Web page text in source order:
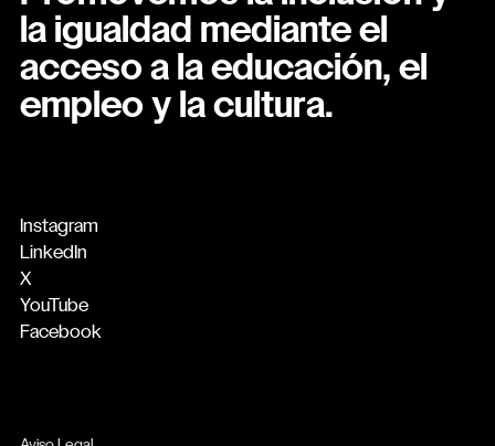
la igualdad mediante el
acceso a la educación, el
empleo y la cultura.
Instagram
LinkedIn
X
YouTube
Facebook